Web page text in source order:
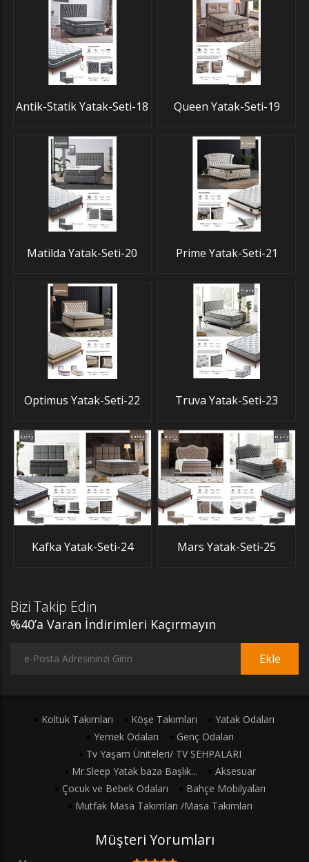
Antik-Statik Yatak-Seti-18 Queen Yatak-Seti-19
Matilda Yatak-Seti-20 Prime Yatak-Seti-21
Optimus Yatak-Seti-22 Truva Yatak-Seti-23
Kafka Yatak-Seti-24 Mars Yatak-Seti-25
Bizi Takip Edin
%40’a Varan İndirimleri Kaçırmayın
Ekle
Koltuk Takımları Köşe Takımları
Yatak Odaları
Yemek Odaları
Genç Odaları
Tv Yaşam Üniteleri/ TV SEHPALARI
Mr.Sleep Yatak baza Başlık...
Aksesuar
Çocuk ve Bebek Odaları
Bahçe Mobilyaları
Mutfak Masa Takımları /Masa Takımları
Müşteri Yorumları